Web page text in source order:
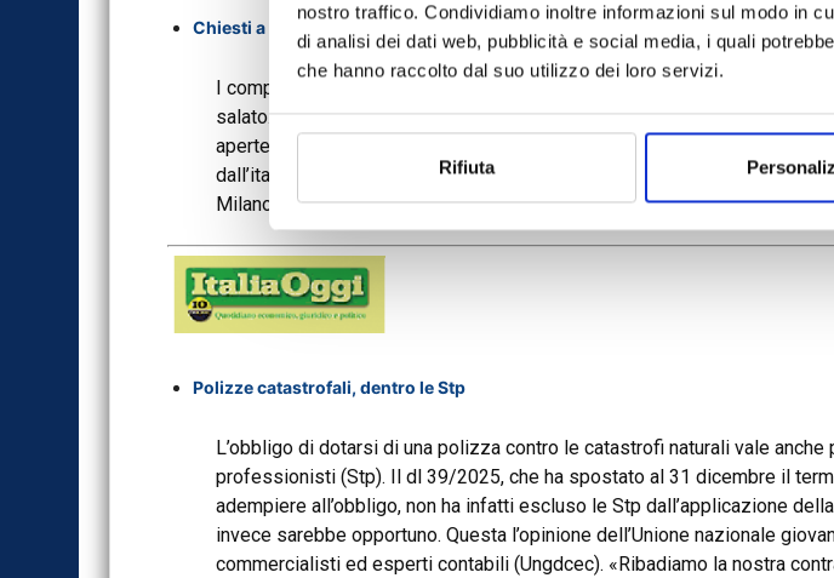
nostro traffico. Condividiamo inoltre informazioni sul modo in
di analisi dei dati web, pubblicità e social media, i quali
che hanno raccolto dal suo utilizzo dei loro servizi.
Rifiuta
Chiesti a Google 12 mld di danni
I comparatori online chiedono i danni a Google. E il conto, per il gruppo di
salato. Secondo i calcoli di Bloomberg, le richieste di risarcimento
aperte in sette Paesi europei, superano i 12 miliardi di euro. Circa 3
dall’italiana Moltiply (ex MutuiOnline), che la settimana scorsa ha
Milano una richiesta di danni per 2,97 miliardi contro Google.
Polizze catastrofali, dentro le Stp
L’obbligo di dotarsi di una polizza contro le catastrofi naturali vale anche
professionisti (Stp). Il dl 39/2025, che ha spostato al 31 dicembre il
adempiere all’obbligo, non ha infatti escluso le Stp dall’applicazione
invece sarebbe opportuno. Questa l’opinione dell’Unione nazionale
commercialisti ed esperti contabili (Ungdcec). «Ribadiamo la nostra